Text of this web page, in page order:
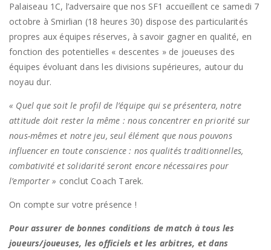
Palaiseau 1C, l’adversaire que nos SF1 accueillent ce samedi 7
octobre à Smirlian (18 heures 30) dispose des particularités
propres aux équipes réserves, à savoir gagner en qualité, en
fonction des potentielles « descentes » de joueuses des
équipes évoluant dans les divisions supérieures, autour du
noyau dur.
« Quel que soit le profil de l’équipe qui se présentera, notre
attitude doit rester la même : nous concentrer en priorité sur
nous-mêmes et notre jeu, seul élément que nous pouvons
influencer en toute conscience : nos qualités traditionnelles,
combativité et solidarité seront encore nécessaires pour
l’emporter » conclut Coach Tarek.
On compte sur votre présence !
Pour assurer de bonnes conditions de match à tous les
joueurs/joueuses, les officiels et les arbitres, et dans